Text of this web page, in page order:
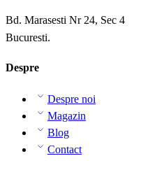
Bd. Marasesti Nr 24, Sec 4
Bucuresti.
Despre
Despre noi
Magazin
Blog
Contact